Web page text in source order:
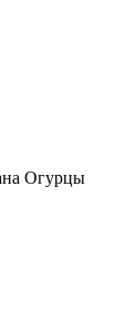
Огурцы